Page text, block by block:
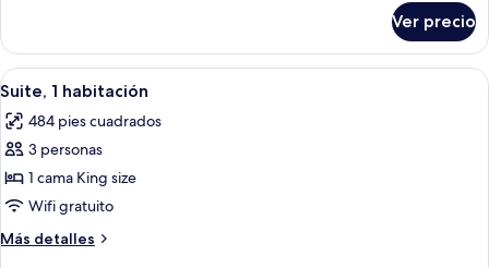
size
1
cama
King
Ver precio
Abrir
todas
las
fotos
de
Suite,
1
habitación
Habitación de hotel con una cama
6
Suite, 1 habitación
484 pies cuadrados
3 personas
1 cama King size
Wifi gratuito
Más detalles
Más